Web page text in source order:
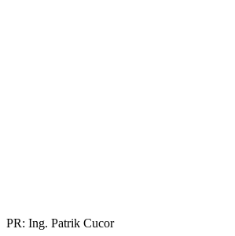
PR: Ing. Patrik Cucor